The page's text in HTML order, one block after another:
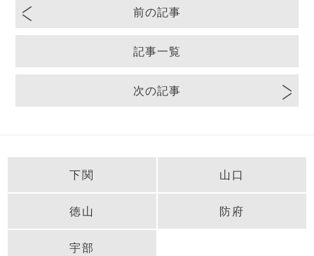
前の記事
記事一覧
次の記事
下関 山口
徳山 防府
宇部